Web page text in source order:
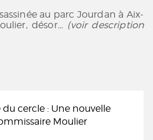
au parc Jourdan à Aix-
désor... (voir description
cercle : Une nouvelle
Moulier